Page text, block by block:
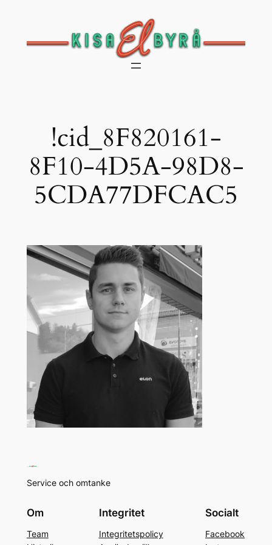
innehåll
!cid_8F820161-
8F10-4D5A-98D8-
5CDA77DFCAC5
Service och omtanke
Om
Team
Integritet
Integritetspolicy
Socialt
Facebook